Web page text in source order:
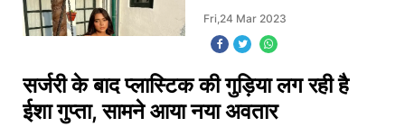
जानकारी के लिए बता दें कि हाल ही
Fri,24 Mar 2023
सर्जरी के बाद प्लास्टिक की गुड़िया लग रही है
ईशा गुप्ता, सामने आया नया अवतार